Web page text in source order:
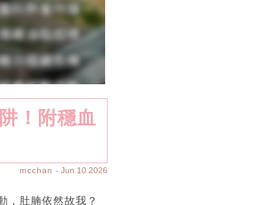
！附穩血
mcchan Jun 10 2026
，肚腩依然故我？